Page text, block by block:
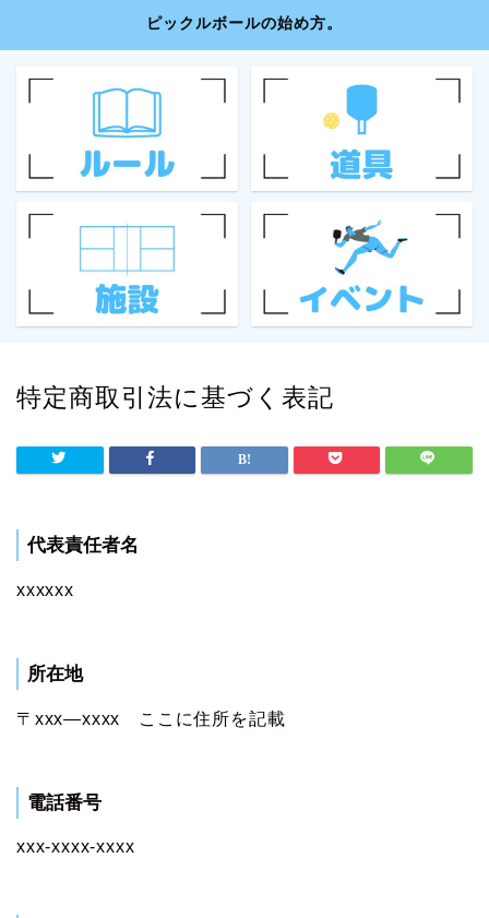
ピックルボールの始め方。
特定商取引法に基づく表記
代表責任者名
xxxxxx
所在地
〒xxx―xxxx ここに住所を記載
電話番号
xxx-xxxx-xxxx